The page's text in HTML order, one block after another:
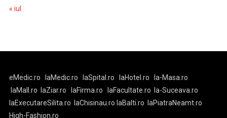
« iul.
eMedic.ro laMedic.ro laSpital.ro laHotel.ro
la-Masa.ro
laMall.ro
laZiar.ro laFirma.ro laFacultate.ro
la-Suceava.ro
laExecutareSilita.ro
laChisinau.ro laBalti.ro
laPiatraNeamt.ro
High-Fashion.ro